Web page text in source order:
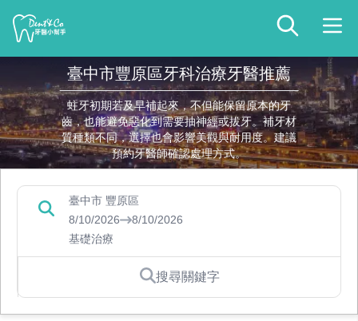
臺中市豐原區牙科治療牙醫推薦
蛀牙初期若及早補起來，不但能保留原本的牙
齒，也能避免惡化到需要抽神經或拔牙。補牙材
質種類不同，選擇也會影響美觀與耐用度。建議
預約牙醫師確認處理方式。
臺中市 豐原區
8/10/2026
8/10/2026
基礎治療
搜尋關鍵字